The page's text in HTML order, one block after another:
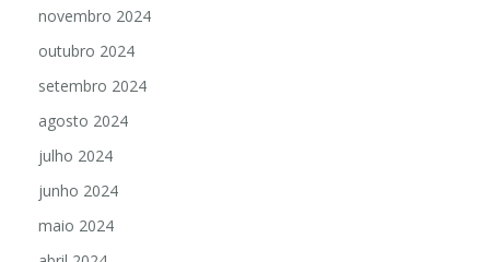
novembro 2024
outubro 2024
setembro 2024
agosto 2024
julho 2024
junho 2024
maio 2024